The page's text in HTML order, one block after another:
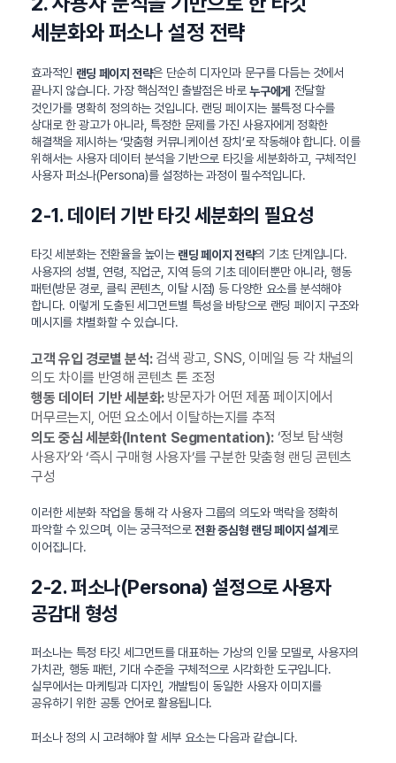
세분화와 퍼소나 설정 전략
효과적인 랜딩 페이지 전략은 단순히 디자인과 문구를 다듬는 것에서
끝나지 않습니다. 가장 핵심적인 출발점은 바로누구에게
전달할
것인가를 명확히 정의하는 것입니다. 랜딩 페이지는 불특정 다수를
상대로 한 광고가 아니라, 특정한 문제를 가진 사용자에게 정확한
해결책을 제시하는 ‘맞춤형 커뮤니케이션 장치’로 작동해야 합니다. 이를
위해서는 사용자 데이터 분석을 기반으로 타깃을 세분화하고, 구체적인
사용자 퍼소나(Persona)를 설정하는 과정이 필수적입니다.
2-1. 데이터 기반 타깃 세분화의 필요성
타깃 세분화는 전환율을 높이는 랜딩 페이지 전략의 기초 단계입니다.
사용자의 성별, 연령, 직업군, 지역 등의 기초 데이터뿐만 아니라, 행동
패턴(방문 경로, 클릭 콘텐츠, 이탈 시점) 등 다양한 요소를 분석해야
합니다. 이렇게 도출된 세그먼트별 특성을 바탕으로 랜딩 페이지 구조와
메시지를 차별화할 수 있습니다.
고객 유입 경로별 분석:검색 광고, SNS, 이메일 등 각 채널의
의도 차이를 반영해 콘텐츠 톤 조정
행동 데이터 기반 세분화:방문자가 어떤 제품 페이지에서
머무르는지, 어떤 요소에서 이탈하는지를 추적
의도 중심 세분화(Intent Segmentation):‘정보 탐색형
사용자’와 ‘즉시 구매형 사용자’를 구분한 맞춤형 랜딩 콘텐츠
구성
이러한 세분화 작업을 통해 각 사용자 그룹의 의도와 맥락을 정확히
파악할 수 있으며, 이는 궁극적으로전환 중심형 랜딩 페이지 설계 로
이어집니다.
2-2. 퍼소나(Persona) 설정으로 사용자
공감대 형성
퍼소나는 특정 타깃 세그먼트를 대표하는 가상의 인물 모델로, 사용자의
가치관, 행동 패턴, 기대 수준을 구체적으로 시각화한 도구입니다.
실무에서는 마케팅과 디자인, 개발팀이 동일한 사용자 이미지를
공유하기 위한 공통 언어로 활용됩니다.
퍼소나 정의 시 고려해야 할 세부 요소는 다음과 같습니다.